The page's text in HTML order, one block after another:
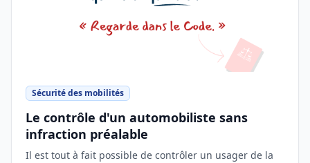
Sécurité des mobilités
Le contrôle d'un automobiliste sans
infraction préalable
Il est tout à fait possible de contrôler un usager de la